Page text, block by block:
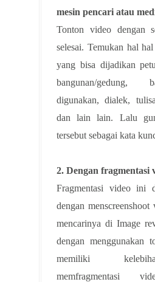
mesin pencari atau
Tonton video dengan
selesai. Temukan hal
yang bisa dijadikan
bangunan/gedung,
digunakan, dialek,
dan lain lain. Lalu
tersebut sebagai kata
2. Dengan fragmentasi
Fragmentasi video ini
dengan
mencarinya di Image
dengan menggunakan
memiliki
memfragmentasi